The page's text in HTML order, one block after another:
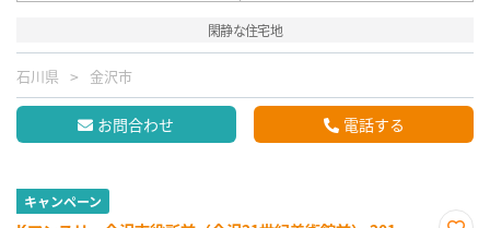
閑静な住宅地
石川県 金沢市
お問合わせ 電話する
キャンペーン